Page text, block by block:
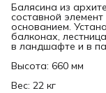
Балясина из
составной
основанием.
балконах,
в ландшафте и в
Высота: 660 мм
Вес: 22 кг